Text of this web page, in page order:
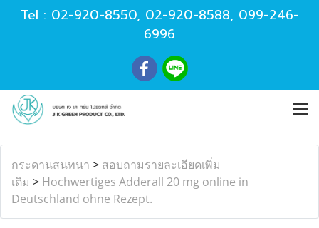
Tel : 02-920-8550, 02-920-8588, 099-246-
6996
กระดานสนทนา > สอบถามรายละเอียดเพิ่ม
เติม > Hochwertiges Adderall 20 mg online in
Deutschland ohne Rezept.